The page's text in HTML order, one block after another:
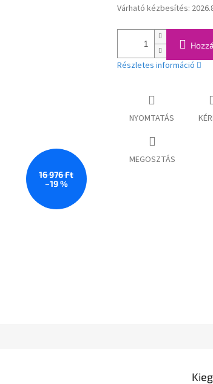
16 976 Ft
–19 %
Egységár:
Várható kézbesítés:
Részletes információ
NYOMTATÁS
MEGOSZTÁS